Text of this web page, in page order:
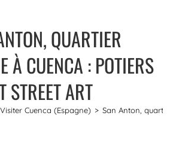
QUARTIER
À CUENCA : POTIERS
STREET ART
Visiter Cuenca (Espagne) > San Anton, quartier